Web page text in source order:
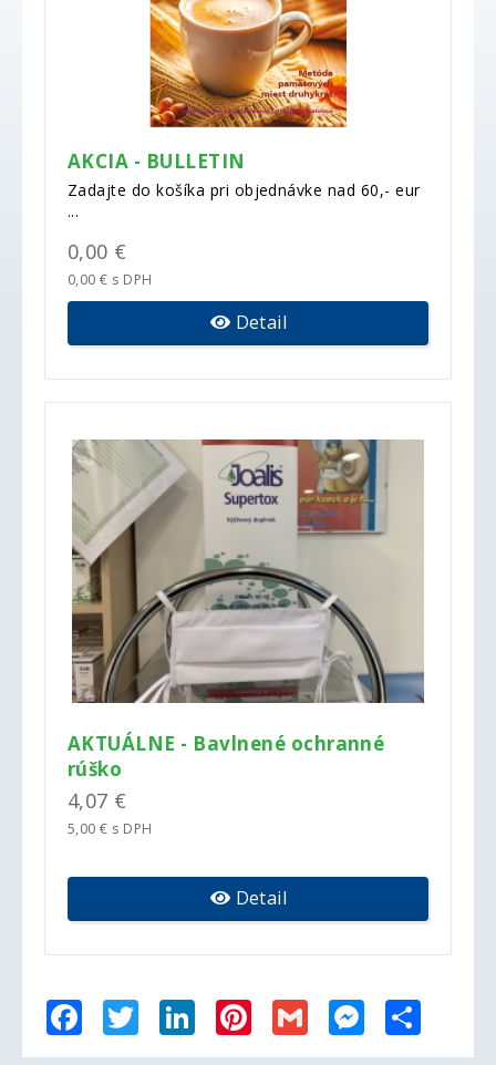
AKCIA - BULLETIN
Zadajte do košíka pri objednávke nad 60,- eur
...
0,00 €
0,00 € s DPH
Detail
AKTUÁLNE - Bavlnené ochranné
rúško
4,07 €
5,00 € s DPH
Detail
FacebookTwitterLinkedInPinterest
Gmail Messenger